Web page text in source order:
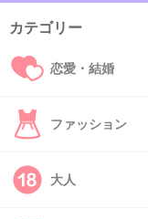
さえちゃんと
外野は何も言う
カテゴリー
恋愛・結婚
ファッション
大人